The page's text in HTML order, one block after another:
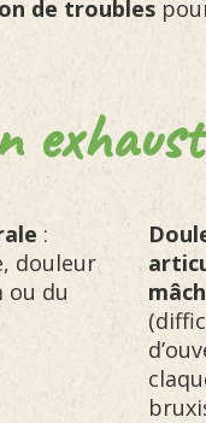
de troubles
:
douleur
ou du